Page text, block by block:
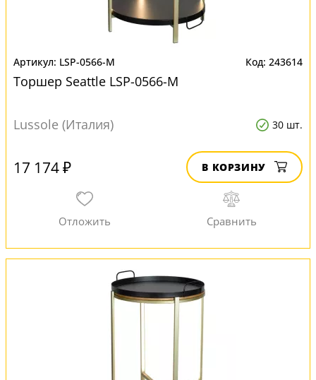
LSP-0566-M 243614
Торшер Seattle LSP-0566-M
Lussole (Италия) 30 шт.
17 174 ₽ В КОРЗИНУ